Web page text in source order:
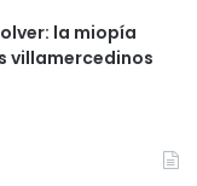
la miopía
villamercedinos